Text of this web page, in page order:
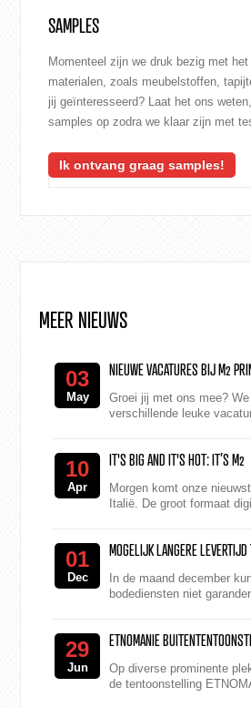
SAMPLES
Momenteel zijn we druk bezig met
materialen, zoals meubelstoffen,
jij geïnteresseerd? Laat het ons
samples op zodra we klaar zijn met
Ik ontvang graag samples!
MEER NIEUWS
03
May
NIEUWE VACATURES BIJ M2
Groei jij met ons mee?
verschillende leuke
10
Apr
IT'S BIG AND IT'S HOT: IT’S M2
Morgen komt onze
Italië. De groot formaat
01
Dec
MOGELIJK LANGERE
In de maand december
bodediensten niet
29
Jun
ETNOMANIE
Op diverse prominente
de tentoonstelling